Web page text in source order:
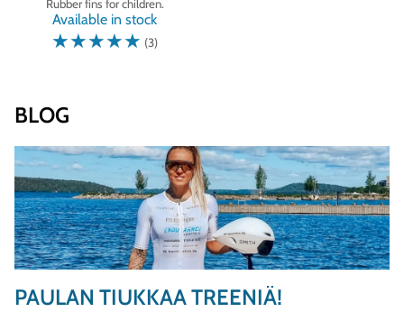
Rubber fins for children.
Available in stock
☆☆☆☆☆ (3)
BLOG
PAULAN TIUKKAA TREENIÄ!